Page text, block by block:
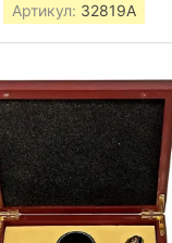
Артикул: 32819A